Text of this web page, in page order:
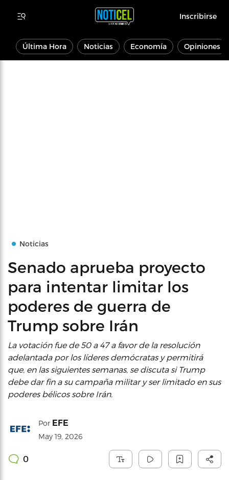
Inscribirse
Última Hora Noticias Economía Opiniones
Noticias
Senado aprueba proyecto
para intentar limitar los
poderes de guerra de
Trump sobre Irán
La votación fue de 50 a 47 a favor de la resolución
adelantada por los líderes demócratas y permitirá
que, en las siguientes semanas, se discuta si Trump
debe dar fin a su campaña militar y ser limitado en sus
poderes bélicos sobre Irán.
Por EFE
May 19, 2026
0